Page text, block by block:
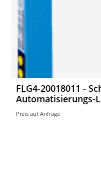
FLG4-20018011 -
Automatisierungs-
Preis auf Anfrage